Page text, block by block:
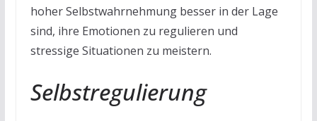
hoher Selbstwahrnehmung besser in der Lage
sind, ihre Emotionen zu regulieren und
stressige Situationen zu meistern.
Selbstregulierung